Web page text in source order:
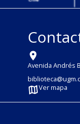
Avenida Andrés
Ver mapa